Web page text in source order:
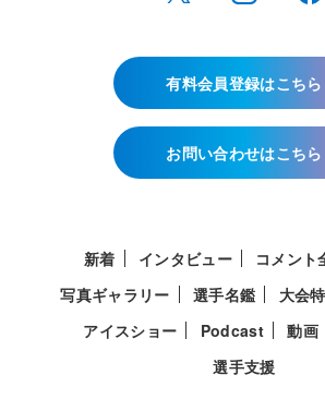
有料会員登録はこちら
お問い合わせはこちら
新着 インタビュー コメント
写真ギャラリー
選手名鑑 大会
アイスショー
Podcast 動画
選手支援